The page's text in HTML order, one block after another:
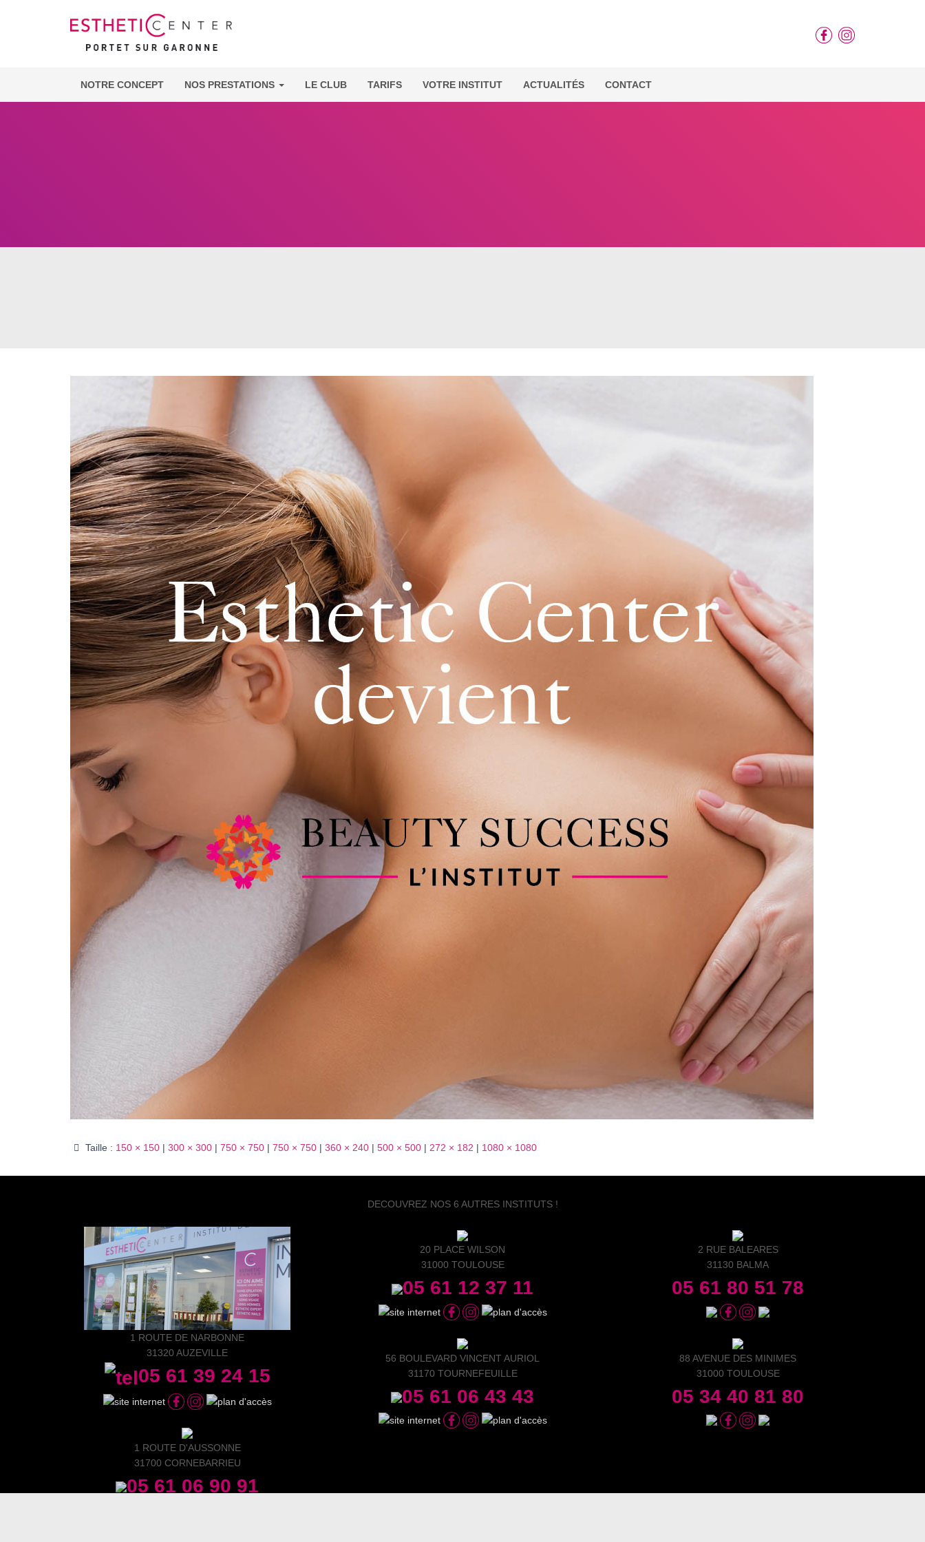
NOTRE CONCEPT NOS PRESTATIONS LE CLUB TARIFS VOTRE INSTITUT ACTUALITÉS CONTACT
Taille : 150 × 150 | 300 × 300 | 750 × 750 | 750 × 750 | 360 × 240 | 500 × 500 | 272 × 182 | 1080 × 1080
1 ROUTE DE NARBONNE
31320 AUZEVILLE
05 61 39 24 15
1 ROUTE D'AUSSONNE
31700 CORNEBARRIEU
05 61 06 90 91
DECOUVREZ NOS 6 AUTRES INSTITUTS !
20 PLACE WILSON
31000 TOULOUSE
05 61 12 37 11
56 BOULEVARD VINCENT AURIOL
31170 TOURNEFEUILLE
05 61 06 43 43
2 RUE BALEARES
31130 BALMA
05 61 80 51 78
88 AVENUE DES MINIMES
31000 TOULOUSE
05 34 40 81 80